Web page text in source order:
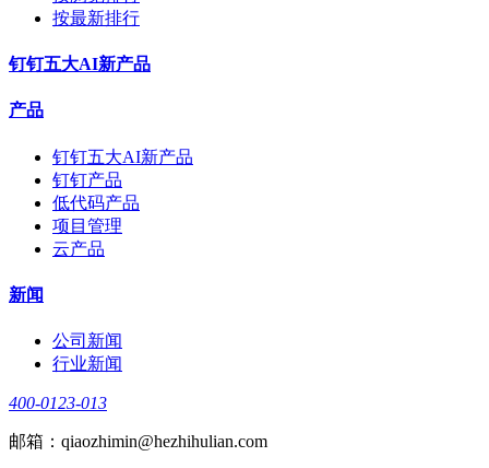
按最新排行
钉钉五大AI新产品
产品
钉钉五大AI新产品
钉钉产品
低代码产品
项目管理
云产品
新闻
公司新闻
行业新闻
400-0123-013
邮箱：qiaozhimin@hezhihulian.com